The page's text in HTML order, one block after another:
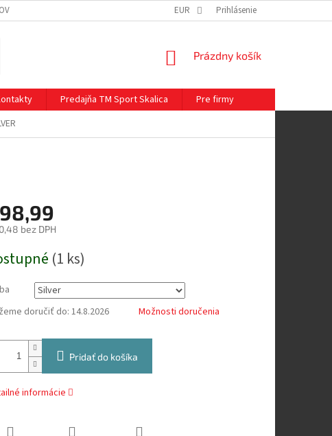
EUR Prihlásenie
NÁKUPNÝ
Prázdny košík
Predajňa TM Sport Skalica
Pre firmy
bez DPH
(1 ks)
doručiť do: 14.8.2026 Možnosti doručenia
Pridať do košíka
informácie